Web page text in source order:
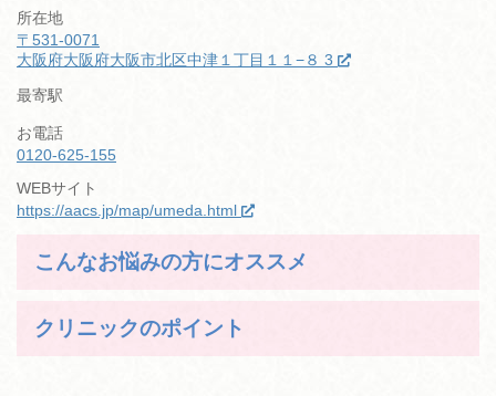
所在地
〒531-0071
大阪府大阪府大阪市北区中津１丁目１１−８ 3
最寄駅
お電話
0120-625-155
WEBサイト
https://aacs.jp/map/umeda.html
こんなお悩みの方にオススメ
クリニックのポイント